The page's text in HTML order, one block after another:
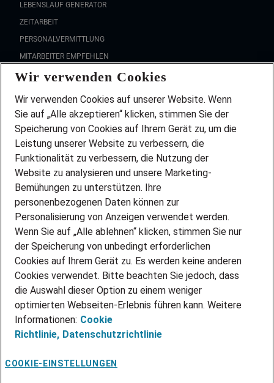
LEBENSLAUF GENERATOR
ZEITARBEIT
PERSONALVERMITTLUNG
MITARBEITER EMPFEHLEN
FAQ
Wir stellen ein!
DEINE BERUFSGRUPPE
DEINE LEBENSSITUATION
PARTNERSHIP WITH AIRBUS
INITIATIV BEWERBEN
ÜBER UNS
STANDORTE
BLOG
PRESSE
KONTAKT
@Adecco 2026
IMPRESSUM
DATENSCHUTZ
NUTZUNGSBEDINGUNGEN
COOKIE-RICHTLINIEN
Wir verwenden Cookies
Wir verwenden Cookies auf unserer Website. Wenn
Sie auf „Alle akzeptieren“ klicken, stimmen Sie der
Speicherung von Cookies auf Ihrem Gerät zu, um die
Leistung unserer Website zu verbessern, die
Funktionalität zu verbessern, die Nutzung der
Website zu analysieren und unsere Marketing-
Bemühungen zu unterstützen. Ihre
personenbezogenen Daten können zur
Personalisierung von Anzeigen verwendet werden.
Wenn Sie auf „Alle ablehnen“ klicken, stimmen Sie nur
der Speicherung von unbedingt erforderlichen
Cookies auf Ihrem Gerät zu. Es werden keine anderen
Cookies verwendet. Bitte beachten Sie jedoch, dass
die Auswahl dieser Option zu einem weniger
optimierten Webseiten-Erlebnis führen kann. Weitere
Informationen: Cookie
Richtlinie, Datenschutzrichtlinie
COOKIE-EINSTELLUNGEN